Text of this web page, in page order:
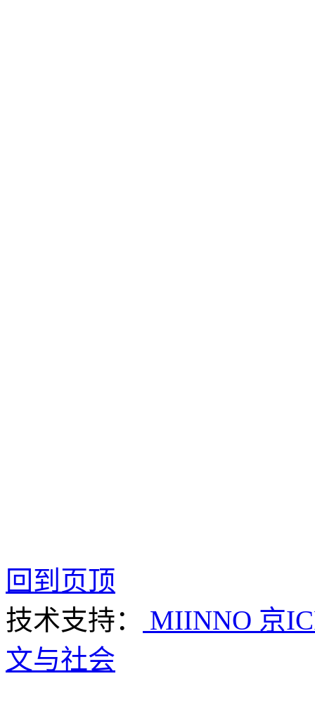
回到页顶
技术支持：
MIINNO 京
文与社会